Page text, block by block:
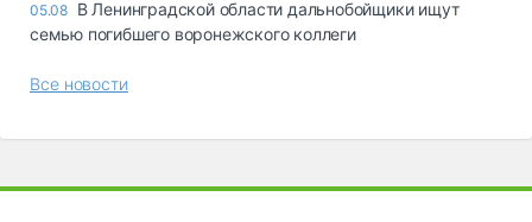
05.08 В Ленинградской области дальнобойщики ищут
семью погибшего воронежского коллеги
Все новости